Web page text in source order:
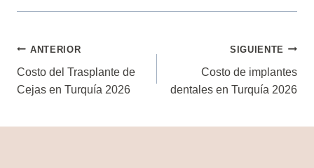
Navegación
De
Entradas
ANTERIOR
Costo del Trasplante de
Cejas en Turquía 2026
SIGUIENTE
Costo de implantes
dentales en Turquía 2026